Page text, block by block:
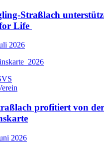
Straßlach
Life
2026
profitiert von
2026